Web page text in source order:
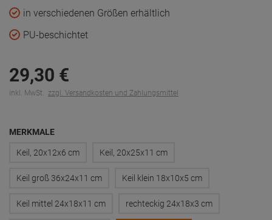
in verschiedenen Größen erhältlich
PU-beschichtet
29,30 €
inkl. MwSt. zzgl. Versandkosten und Zahlungsmittel
MERKMALE
Keil, 20x12x6 cm Keil, 20x25x11 cm
Keil groß 36x24x11 cm Keil klein 18x10x5 cm
Keil mittel 24x18x11 cm rechteckig 24x18x3 cm